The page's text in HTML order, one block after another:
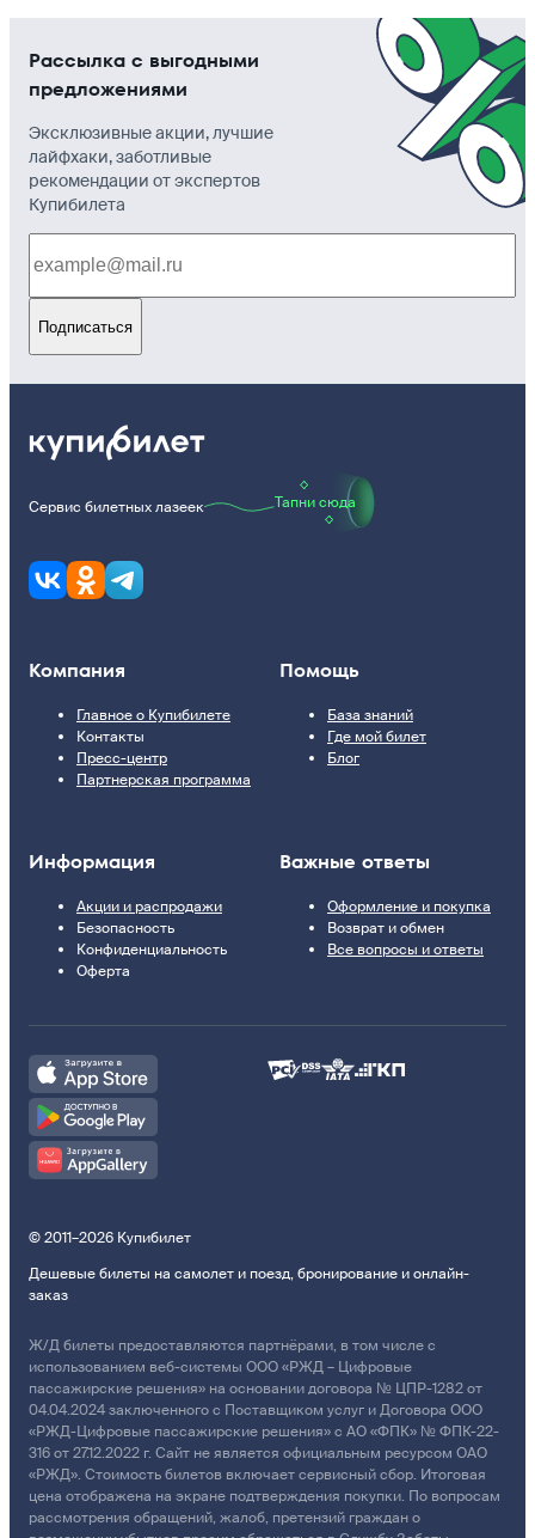
Рассылка с выгодными
предложениями
Эксклюзивные акции, лучшие
лайфхаки, заботливые
рекомендации от экспертов
Купибилета
Подписаться
Сервис билетных лазеек Тапни сюда
Компания
Главное о Купибилете
Контакты
Пресс-центр
Партнерская программа
Помощь
База знаний
Где мой билет
Блог
Информация
Акции и распродажи
Безопасность
Конфиденциальность
Оферта
Важные ответы
Оформление и покупка
Возврат и обмен
Все вопросы и ответы
© 2011–2026 Купибилет
Дешевые билеты на самолет и поезд, бронирование и онлайн-
заказ
Ж/Д билеты предоставляются партнёрами, в том числе с
использованием веб-системы ООО «РЖД – Цифровые
пассажирские решения» на основании договора № ЦПР-1282 от
04.04.2024 заключенного с Поставщиком услуг и Договора ООО
«РЖД-Цифровые пассажирские решения» с АО «ФПК» № ФПК-22-
316 от 27.12.2022 г. Сайт не является официальным ресурсом ОАО
«РЖД». Стоимость билетов включает сервисный сбор. Итоговая
цена отображена на экране подтверждения покупки. По вопросам
рассмотрения обращений, жалоб, претензий граждан о